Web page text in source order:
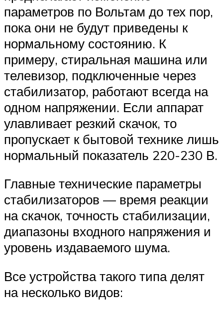
параметров по Вольтам до тех пор,
пока они не будут приведены к
нормальному состоянию. К
примеру, стиральная машина или
телевизор, подключенные через
стабилизатор, работают всегда на
одном напряжении. Если аппарат
улавливает резкий скачок, то
пропускает к бытовой технике лишь
нормальный показатель 220-230 В.
Главные технические параметры
стабилизаторов — время реакции
на скачок, точность стабилизации,
диапазоны входного напряжения и
уровень издаваемого шума.
Все устройства такого типа делят
на несколько видов: